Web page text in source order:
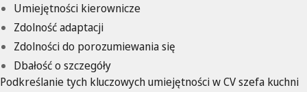
Umiejętności kierownicze
Zdolność adaptacji
Zdolności do porozumiewania się
Dbałość o szczegóły
Podkreślanie tych kluczowych umiejętności w CV szefa kuchni